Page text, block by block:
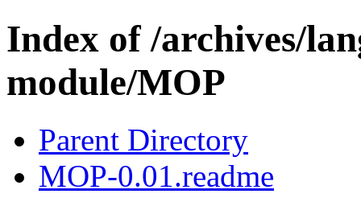
Index of /archives/
module/MOP
Parent Directory
MOP-0.01.readme